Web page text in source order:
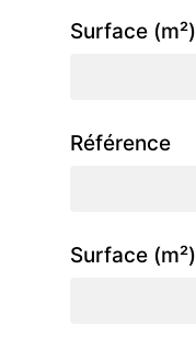
Surface (m²)
Référence
Surface (m²)